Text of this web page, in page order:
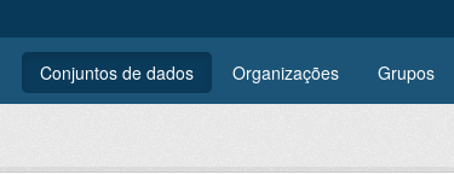
Conjuntos de dados Organizações Grupos